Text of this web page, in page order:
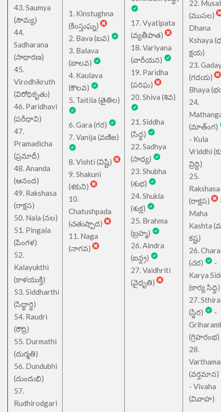
43. Saumya
(సౌమ్య)
44.
Sadharana
(సాధారణ)
45.
Virodhikruth
(విరోధికృతు)
46. Paridhavi
(పరీధావి)
47.
Pramadicha
(ప్రమాదీ)
48. Ananda
(ఆనంద)
49. Rakshasa
(రాక్షస)
50. Nala (నల)
51. Pingala
(పింగళ)
52.
Kalayukthi
(కాళయుక్తి)
53. Siddharthi
(సిధ్ధార్థి)
54. Raudri
(రౌద్రి)
55. Durmathi
(దుర్మతి)
56. Dundubhi
(దుందుభి)
57.
Rudhirodgari
1. Kinstughna
(కింస్తుఘ్న)
2. Bava (బవ)
3. Balava
(బాలవ)
4. Kaulava
(కౌలవ)
5. Taitila (తైతిల)
6. Gara (గర)
7. Vanija (వణిజ)
8. Vishti (విష్టి)
9. Shakuni
(శకుని)
10.
Chatushpada
(చతుష్పాద)
11. Naga
(నాగవ)
17. Vyatipata
(వ్యతీపాత)
18. Variyana
(వారీయన)
19. Paridha
(పరిఘ)
20. Shiva (శివ)
21. Siddha
(సిద్ధ)
22. Sadhya
(సాధ్య)
23. Shubha
(శుభ)
24. Shukla
(శుక్ల)
25. Brahma
(బ్రహ్మ)
26. Aindra
(ఐన్ద్ర)
27. Vaidhriti
(వైధృతి)
22.
(ముసల)
Dhana
Kshaya
క్షయ)
23.
(గదయ)
Bhaya
24.
(మాత్ంగ)
- Kula
Vriddhi
వ్రిద్ధి)
25.
Rakshasa
(రాక్షస)
Maha
Kashta
కష్ట)
26. Chara
(చర)
-
Karya
(కార్య సిద్ధి)
27. Sthira
(స్థిర)
-
(గ్రిహరంభ)
28.
(వర్తమాన)
- Vivaha
(వివాహ)